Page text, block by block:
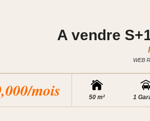
A vendre
WEB
mois 50 m² 1